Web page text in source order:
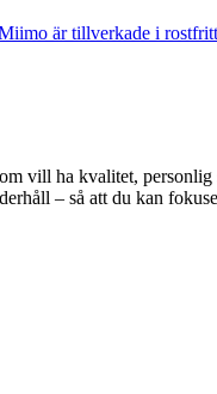
är tillverkade i
vill ha kvalitet,
– så att du kan